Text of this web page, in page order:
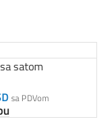
satom
sa PDVom